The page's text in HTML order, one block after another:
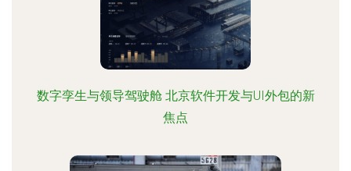
数字孪生与领导驾驶舱 北京软件开发与UI外包的新
焦点